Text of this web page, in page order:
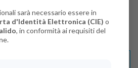
sarà necessario essere in
d'Identità Elettronica (CIE) o
, in conformità ai requisiti del